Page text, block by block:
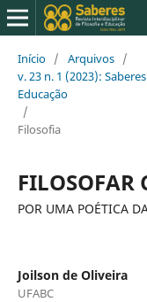
Início / Arquivos /
v. 23 n. 1 (2023):
Educação
/
Filosofia
FILOSOFAR
POR UMA POÉTICA
Joilson de Oliveira
UFABC